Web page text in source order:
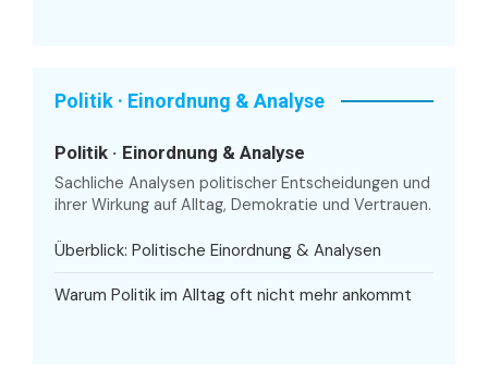
Politik · Einordnung & Analyse
Politik · Einordnung & Analyse
Sachliche Analysen politischer Entscheidungen und
ihrer Wirkung auf Alltag, Demokratie und Vertrauen.
Überblick: Politische Einordnung & Analysen
Warum Politik im Alltag oft nicht mehr ankommt